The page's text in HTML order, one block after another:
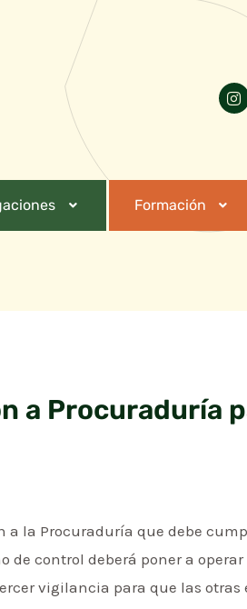
Formación
a Procuraduría
a la Procuraduría que debe
de control deberá poner a
vigilancia para que las